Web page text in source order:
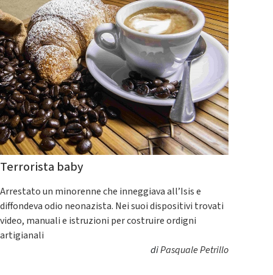
Terrorista baby
Arrestato un minorenne che inneggiava all’Isis e
diffondeva odio neonazista. Nei suoi dispositivi trovati
video, manuali e istruzioni per costruire ordigni
artigianali
diPasquale Petrillo